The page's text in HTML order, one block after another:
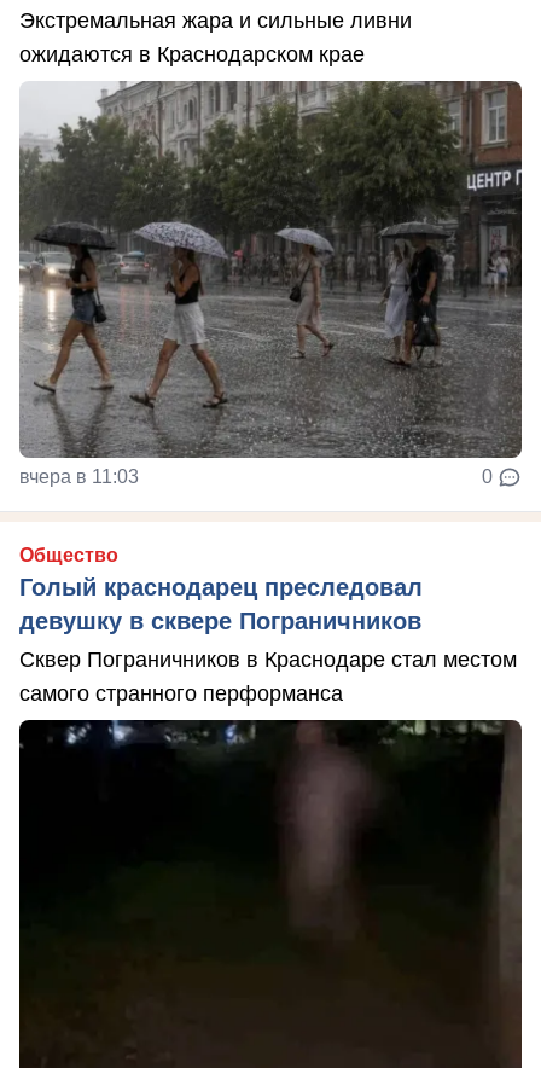
Экстремальная жара и сильные ливни
ожидаются в Краснодарском крае
вчера в 11:03 0
Общество
Голый краснодарец преследовал
девушку в сквере Пограничников
Сквер Пограничников в Краснодаре стал местом
самого странного перформанса